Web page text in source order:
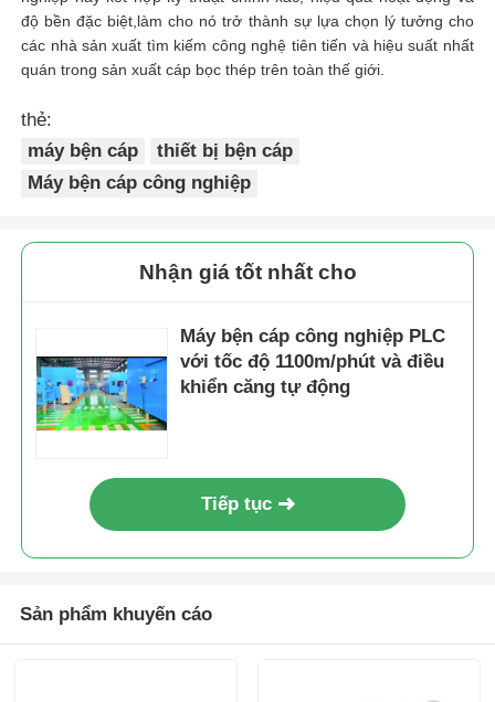
độ bền đặc biệt,làm cho nó trở thành sự lựa chọn lý tưởng cho
các nhà sản xuất tìm kiếm công nghệ tiên tiến và hiệu suất nhất
quán trong sản xuất cáp bọc thép trên toàn thế giới.
thẻ:
máy bện cáp
thiết bị bện cáp
Máy bện cáp công nghiệp
Nhận giá tốt nhất cho
Máy bện cáp công nghiệp PLC
với tốc độ 1100m/phút và điều
khiển căng tự động
Tiếp tục
Sản phẩm khuyến cáo